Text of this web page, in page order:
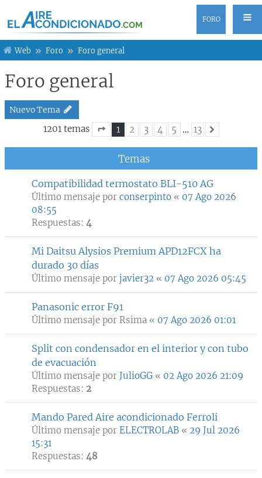
FORO
Web Foro Foro general
Foro general
Nuevo Tema
1201 temas
Página1de13
1 2 3 4 5 … 13
Siguiente
Temas
Compatibilidad termostato BLI-510 AG
Último mensaje por conserpinto « 07 Ago 2026
08:55
Respuestas: 4
Mi Daitsu Alysios Premium APD12FCX ha
durado 30 días
Último mensaje por javier32 « 07 Ago 2026 05:45
Panasonic error F91
Último mensaje por Rsima « 07 Ago 2026 01:01
Split con condensador en el interior y con tubo
de evacuación
Último mensaje por JulioGG « 02 Ago 2026 21:09
Respuestas: 2
Mando Pared Aire acondicionado Ferroli
Último mensaje por ELECTROLAB « 29 Jul 2026
15:31
Respuestas: 48